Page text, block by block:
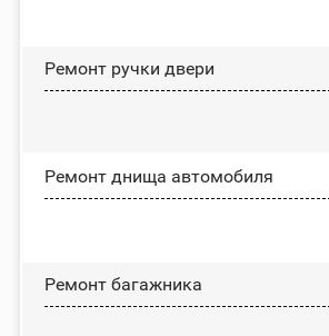
Ремонт ручки двери
Ремонт днища автомобиля
Ремонт багажника